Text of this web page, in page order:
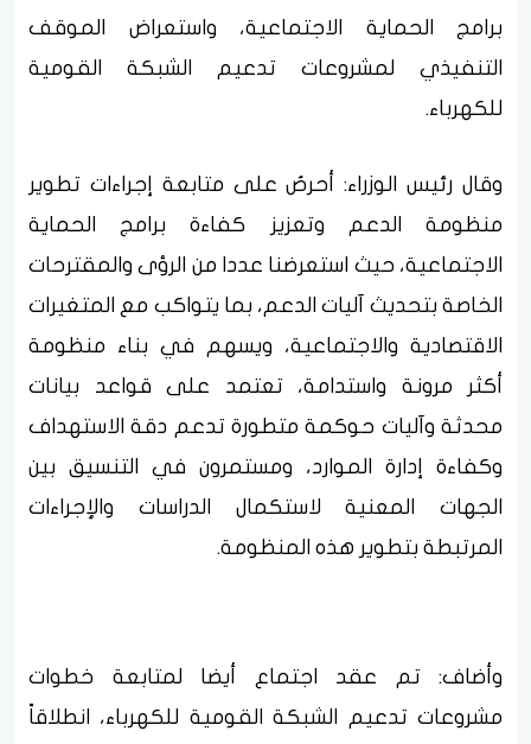
برامج الحماية الاجتماعية، واستعراض الموقف
التنفيذي لمشروعات تدعيم الشبكة القومية
للكهرباء.
وقال رئيس الوزراء: أحرصُ على متابعة إجراءات تطوير
منظومة الدعم وتعزيز كفاءة برامج الحماية
الاجتماعية، حيث استعرضنا عددا من الرؤى والمقترحات
الخاصة بتحديث آليات الدعم، بما يتواكب مع المتغيرات
الاقتصادية والاجتماعية، ويسهم في بناء منظومة
أكثر مرونة واستدامة، تعتمد على قواعد بيانات
محدثة وآليات حوكمة متطورة تدعم دقة الاستهداف
وكفاءة إدارة الموارد، ومستمرون في التنسيق بين
الجهات المعنية لاستكمال الدراسات والإجراءات
المرتبطة بتطوير هذه المنظومة.
وأضاف: تم عقد اجتماع أيضا لمتابعة خطوات
مشروعات تدعيم الشبكة القومية للكهرباء، انطلاقاً